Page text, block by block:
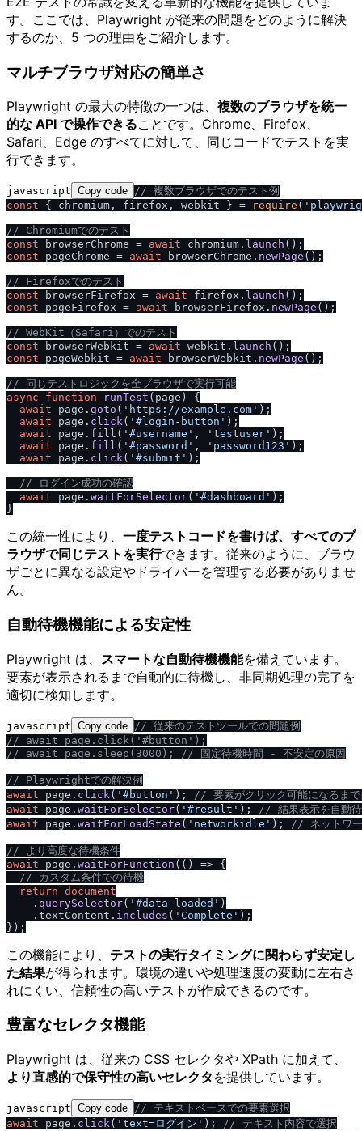
す。ここでは、Playwright が従来の問題をどのように解決
するのか、5 つの理由をご紹介します。
マルチブラウザ対応の簡単さ
Playwright の最大の特徴の一つは、 複数のブラウザを統一
的な API で操作できることです。Chrome、Firefox、
Safari、Edge のすべてに対して、同じコードでテストを実
行できます。
javascript Copy code // 複数ブラウザでのテスト例
const { chromium, firefox, webkit } = require (
// Chromiumでのテスト
const browserChrome = await chromium. launch
const pageChrome = await browserChrome. newPage ();
// Firefoxでのテスト
const browserFirefox = await firefox. launch
const pageFirefox = await browserFirefox. newPage ();
// WebKit（Safari）でのテスト
const browserWebkit = await webkit. launch
const pageWebkit = await browserWebkit. newPage ();
// 同じテストロジックを全ブラウザで実行可能
async
function runTest ( page ) {
await page. goto ( 'https: //example.com' );
await page. click( '#login-button' );
await page. fill ( '#username' , 'testuser' );
await page. fill ( '#password' , 'password123' );
await page. click( '#submit' );
// ログイン成功の確認
await page. waitForSelector( '#dashboard' );
この統一性により、 一度テストコードを書けば、すべてのブ
ラウザで同じテストを実行できます。従来のように、ブラウ
ザごとに異なる設定やドライバーを管理する必要がありませ
ん。
自動待機機能による安定性
Playwright は、 スマートな自動待機機能を備えています。
要素が表示されるまで自動的に待機し、非同期処理の完了を
適切に検知します。
javascript Copy code / / 従来のテストツールでの問題例
/ / await page.click('#button');
/ / await page.sleep(3000); / / 固定待機時間 - 不安定の原因
/ / Playwrightでの解決例
await page. click ( '#button' ); / / 要素がクリック可能になるま
await page. waitForSelector( '#result' ); / / 結果表示を自動
await page. waitForLoadState ( 'networkidle' ); / / ネットワ
/ / より高度な待機条件
await page. waitForFunction ( () => {
/ / カスタム条件での待機
return document
    .
querySelector( '#data-loaded' )
    .
textContent . includes ( 'Complete' );
この機能により、 テストの実行タイミングに関わらず安定し
た結果が得られます。環境の違いや処理速度の変動に左右さ
れにくい、信頼性の高いテストが作成できるのです。
豊富なセレクタ機能
Playwright は、従来の CSS セレクタや XPath に加えて、
より直感的で保守性の高いセレクタ を提供しています。
javascript Copy code // テキストベースでの要素選択
await page. click( 'text=ログイン' ); // テキスト内容で選択